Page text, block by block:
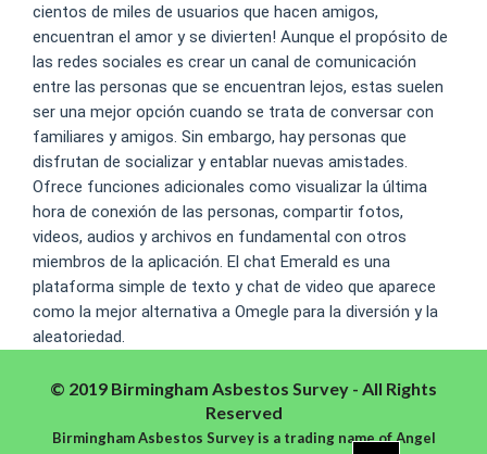
cientos de miles de usuarios que hacen amigos,
encuentran el amor y se divierten! Aunque el propósito de
las redes sociales es crear un canal de comunicación
entre las personas que se encuentran lejos, estas suelen
ser una mejor opción cuando se trata de conversar con
familiares y amigos. Sin embargo, hay personas que
disfrutan de socializar y entablar nuevas amistades.
Ofrece funciones adicionales como visualizar la última
hora de conexión de las personas, compartir fotos,
videos, audios y archivos en fundamental con otros
miembros de la aplicación. El chat Emerald es una
plataforma simple de texto y chat de video que aparece
como la mejor alternativa a Omegle para la diversión y la
aleatoriedad.
© 2019 Birmingham Asbestos Survey - All Rights
Reserved
Birmingham Asbestos Survey is a trading name of Angel